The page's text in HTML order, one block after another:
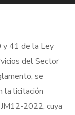
y 41 de la Ley
del Sector
se
la licitación
2022, cuya